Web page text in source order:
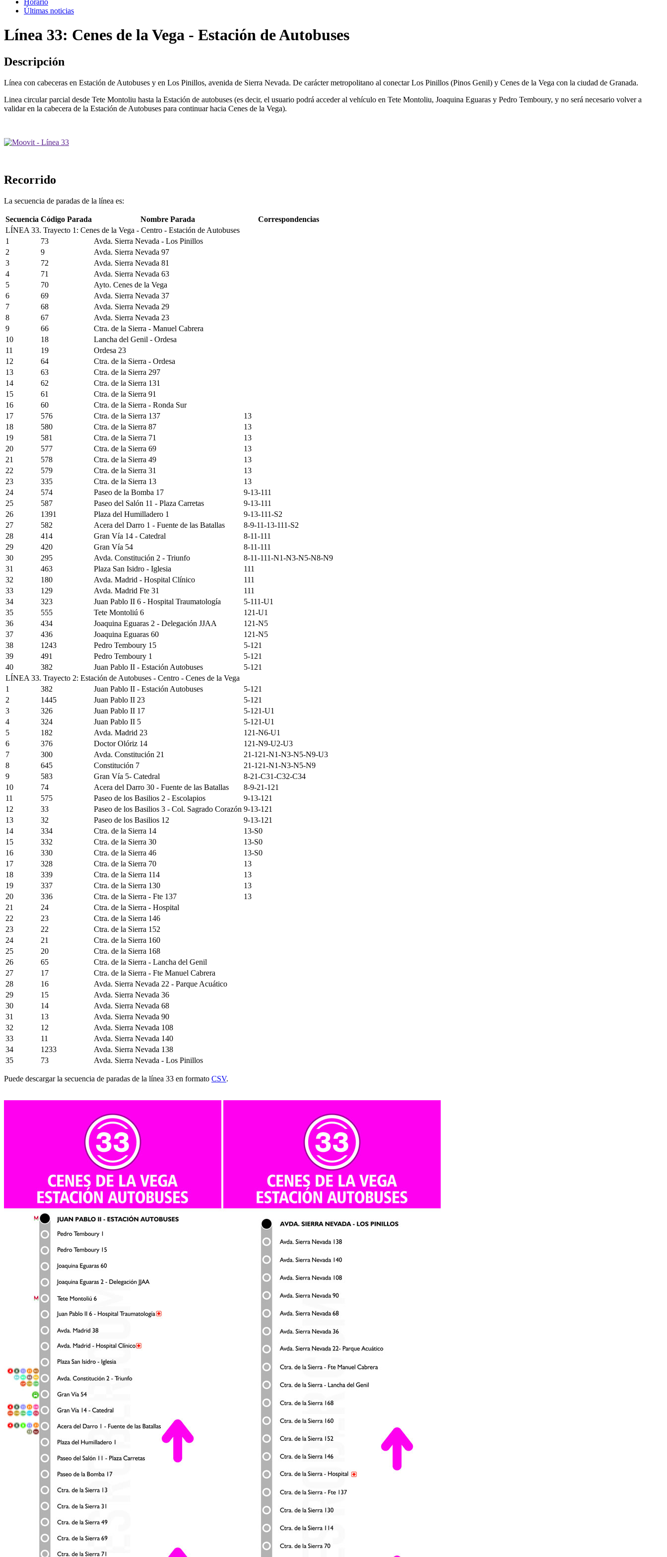
Últimas noticias
Línea 33: Cenes de la Vega - Estación de Autobuses
Descripción
Línea con cabeceras en Estación de Autobuses y en Los Pinillos, avenida de Sierra Nevada. De carácter metropolitano al conectar Los Pinillos (Pinos Genil) y Cenes de la Vega con la ciudad de Granada.
Linea circular parcial desde Tete Montoliu hasta la Estación de autobuses (es decir, el usuario podrá acceder al vehículo en Tete Montoliu, Joaquina Eguaras y Pedro Temboury, y no será necesario volver a
validar en la cabecera de la Estación de Autobuses para continuar hacia Cenes de la Vega).
- Línea 33
Recorrido
La secuencia de paradas de la línea es:
Secuencia Código Parada Nombre Parada
Correspondencias
LÍNEA 33. Trayecto 1: Cenes de la Vega - Centro - Estación de Autobuses
1
73
Avda. Sierra Nevada - Los Pinillos
2
9
Avda. Sierra Nevada 97
3
72
Avda. Sierra Nevada 81
4
71
Avda. Sierra Nevada 63
5
70
Ayto. Cenes de la Vega
6
69
Avda. Sierra Nevada 37
7
68
Avda. Sierra Nevada 29
8
67
Avda. Sierra Nevada 23
9
66
Ctra. de la Sierra - Manuel Cabrera
10
18
Lancha del Genil - Ordesa
11
19
Ordesa 23
12
64
Ctra. de la Sierra - Ordesa
13
63
Ctra. de la Sierra 297
14
62
Ctra. de la Sierra 131
15
61
Ctra. de la Sierra 91
16
60
Ctra. de la Sierra - Ronda Sur
17
576 Ctra. de la Sierra 137
13
18
580 Ctra. de la Sierra 87
13
19
581 Ctra. de la Sierra 71
13
20
577 Ctra. de la Sierra 69
13
21
578 Ctra. de la Sierra 49
13
22
579 Ctra. de la Sierra 31
13
23
335 Ctra. de la Sierra 13
13
24
574 Paseo de la Bomba 17
9-13-111
25
587 Paseo del Salón 11 - Plaza Carretas
9-13-111
26
1391 Plaza del Humilladero 1
9-13-111-S2
27
582 Acera del Darro 1 - Fuente de las Batallas
8-9-11-13-111-S2
28
414 Gran Vía 14 - Catedral
8-11-111
29
420 Gran Vía 54
8-11-111
30
295 Avda. Constitución 2 - Triunfo
8-11-111-N1-N3-N5-N8-N9
31
463 Plaza San Isidro - Iglesia
111
32
180 Avda. Madrid - Hospital Clínico
111
33
129 Avda. Madrid Fte 31
111
34
323 Juan Pablo II 6 - Hospital Traumatología
5-111-U1
35
555 Tete Montoliú 6
121-U1
36
434 Joaquina Eguaras 2 - Delegación JJAA
121-N5
37
436 Joaquina Eguaras 60
121-N5
38
1243 Pedro Temboury 15
5-121
39
491 Pedro Temboury 1
5-121
40
382 Juan Pablo II - Estación Autobuses
5-121
LÍNEA 33. Trayecto 2: Estación de Autobuses - Centro - Cenes de la Vega
1
382 Juan Pablo II - Estación Autobuses
5-121
2
1445 Juan Pablo II 23
5-121
3
326 Juan Pablo II 17
5-121-U1
4
324 Juan Pablo II 5
5-121-U1
5
182 Avda. Madrid 23
121-N6-U1
6
376 Doctor Olóriz 14
121-N9-U2-U3
7
300 Avda. Constitución 21
21-121-N1-N3-N5-N9-U3
8
645 Constitución 7
21-121-N1-N3-N5-N9
9
583 Gran Vía 5- Catedral
8-21-C31-C32-C34
10
74 Acera del Darro 30 - Fuente de las Batallas
8-9-21-121
11
575 Paseo de los Basilios 2 - Escolapios
9-13-121
12
33 Paseo de los Basilios 3 - Col. Sagrado Corazón 9-13-121
13
32 Paseo de los Basilios 12
9-13-121
14
334 Ctra. de la Sierra 14
13-S0
15
332 Ctra. de la Sierra 30
13-S0
16
330 Ctra. de la Sierra 46
13-S0
17
328 Ctra. de la Sierra 70
13
18
339 Ctra. de la Sierra 114
13
19
337 Ctra. de la Sierra 130
13
20
336 Ctra. de la Sierra - Fte 137
13
21
24
Ctra. de la Sierra - Hospital
22
23
Ctra. de la Sierra 146
23
22
Ctra. de la Sierra 152
24
21
Ctra. de la Sierra 160
25
20
Ctra. de la Sierra 168
26
65
Ctra. de la Sierra - Lancha del Genil
27
17
Ctra. de la Sierra - Fte Manuel Cabrera
28
16
Avda. Sierra Nevada 22 - Parque Acuático
29
15
Avda. Sierra Nevada 36
30
14
Avda. Sierra Nevada 68
31
13
Avda. Sierra Nevada 90
32
12
Avda. Sierra Nevada 108
33
11
Avda. Sierra Nevada 140
34
1233
Avda. Sierra Nevada 138
35
73 Avda. Sierra Nevada - Los Pinillos
Puede descargar la secuencia de paradas de la línea 33 en formato CSV.